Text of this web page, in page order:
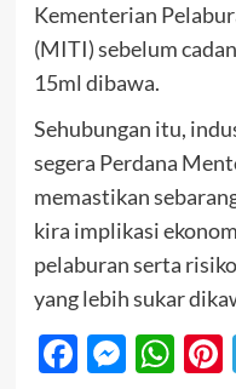
Kementerian
(MITI) sebelum
15ml dibawa.
Sehubungan itu,
segera Perdana
memastikan
kira implikasi
pelaburan serta
yang lebih sukar